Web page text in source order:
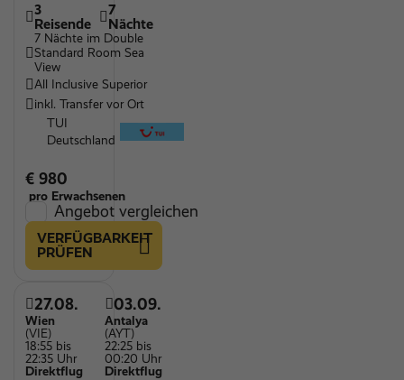
3
Reisende
7
Nächte
7 Nächte im Double
Standard Room Sea
View
All Inclusive Superior
inkl. Transfer vor Ort
TUI
Deutschland
€ 980
pro Erwachsenen
Angebot vergleichen
VERFÜGBARKEIT
PRÜFEN
27.08.
Wien
(VIE)
18:55 bis
22:35 Uhr
Direktflug
03.09.
Antalya
(AYT)
22:25 bis
00:20 Uhr
Direktflug